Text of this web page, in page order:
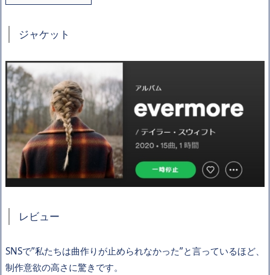
ジャケット
レビュー
SNSで”私たちは曲作りが止められなかった”と言っているほど、
制作意欲の高さに驚きです。